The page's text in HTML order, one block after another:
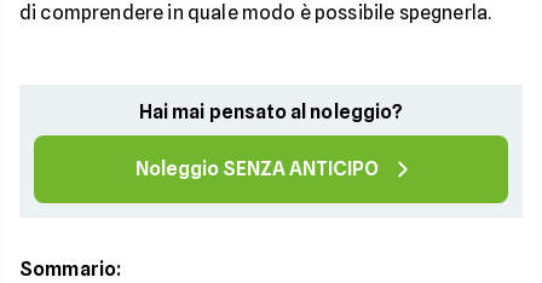
di comprendere in quale modo è possibile spegnerla.
Hai mai pensato al noleggio?
Noleggio SENZA ANTICIPO
Sommario: